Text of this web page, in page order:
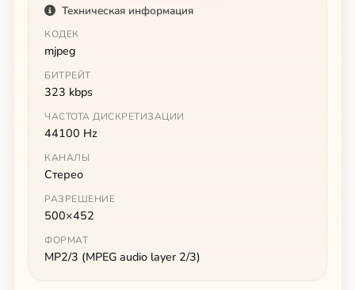
Техническая информация
КОДЕК
mjpeg
БИТРЕЙТ
323 kbps
ЧАСТОТА ДИСКРЕТИЗАЦИИ
44100 Hz
КАНАЛЫ
Стерео
РАЗРЕШЕНИЕ
500×452
ФОРМАТ
MP2/3 (MPEG audio layer 2/3)